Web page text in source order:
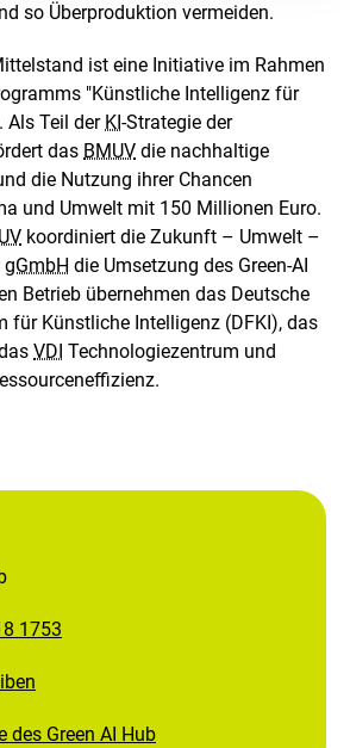
so Überproduktion verme­­iden.
ist eine Initiative im Rahmen
"Künstliche Intelligenz für
Als Teil der KI-Strategie der
das BMUV die nachhaltige
die Nutzung ihrer Chancen
und Umwelt mit 150 Millionen Euro.
koordiniert die Zukunft – Umwelt –
gGmbH die Umsetzung des Green-AI
Betrieb übernehmen das Deutsche
für Künstliche Intelligenz (DFKI), das
VDI Technologiezentrum und
1753
des Green AI Hub